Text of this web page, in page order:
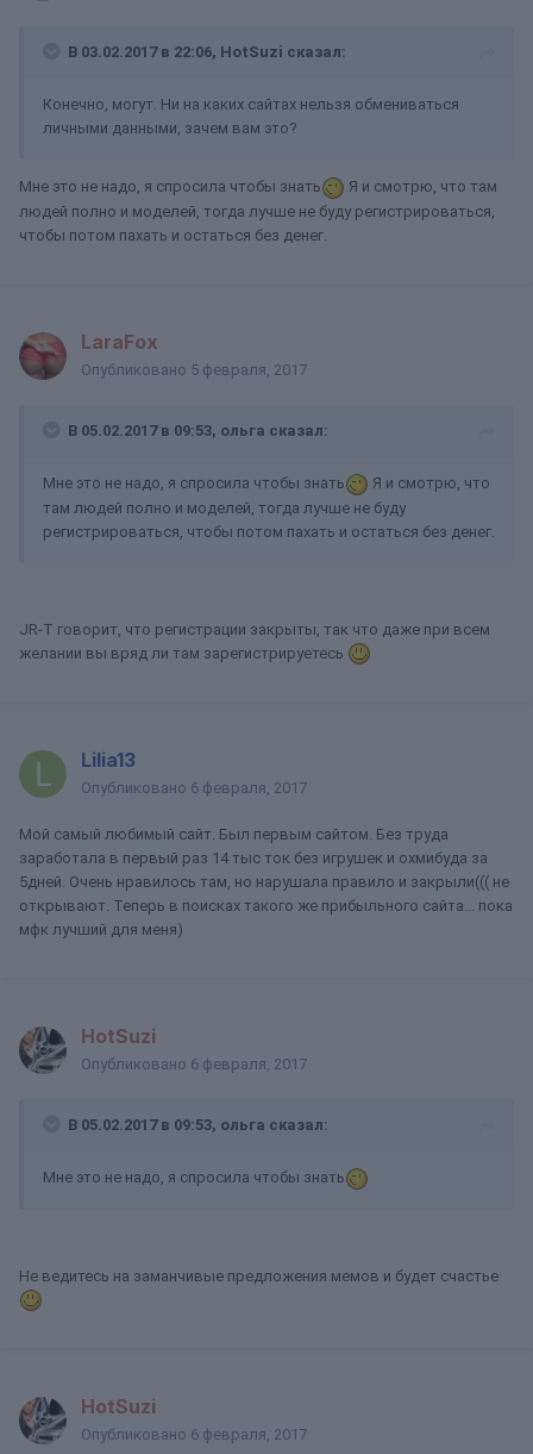
В 03.02.2017 в 22:06, HotSuzi сказал:
Конечно, могут. Ни на каких сайтах нельзя обмениваться
личными данными, зачем вам это?
Мне это не надо, я спросила чтобы знать
Я и смотрю, что там
людей полно и моделей, тогда лучше не буду регистрироваться,
чтобы потом пахать и остаться без денег.
LaraFox
Опубликовано 5 февраля, 2017
В 05.02.2017 в 09:53, ольга сказал:
Мне это не надо, я спросила чтобы знать
Я и смотрю, что
там людей полно и моделей, тогда лучше не буду
регистрироваться, чтобы потом пахать и остаться без денег.
JR-T говорит, что регистрации закрыты, так что даже при всем
желании вы вряд ли там зарегистрируетесь
Lilia13
Опубликовано 6 февраля, 2017
Мой самый любимый сайт. Был первым сайтом. Без труда
заработала в первый раз 14 тыс ток без игрушек и охмибуда за
5дней. Очень нравилось там, но нарушала правило и закрыли((( не
открывают. Теперь в поисках такого же прибыльного сайта... пока
мфк лучший для меня)
HotSuzi
Опубликовано 6 февраля, 2017
В 05.02.2017 в 09:53, ольга сказал:
Мне это не надо, я спросила чтобы знать
Не ведитесь на заманчивые предложения мемов и будет счастье
HotSuzi
Опубликовано 6 февраля, 2017